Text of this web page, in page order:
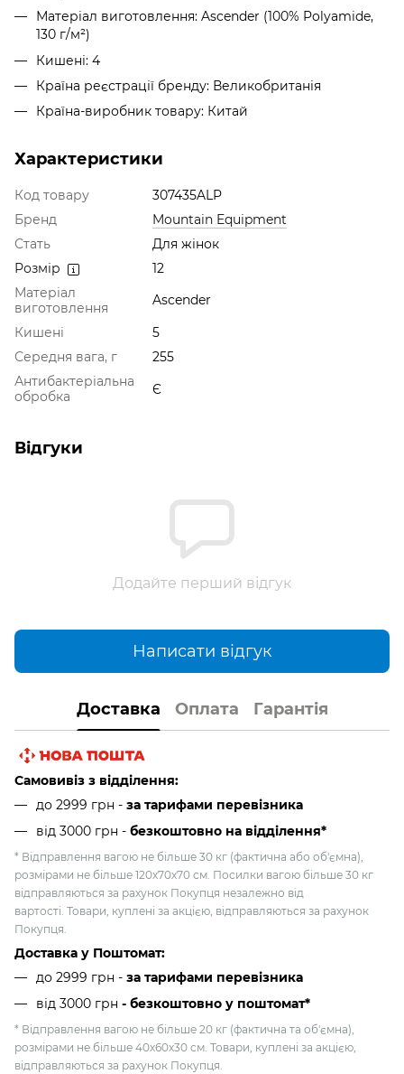
Матеріал виготовлення: Ascender (100% Polyamide,
130 г/м²)
Кишені: 4
Країна реєстрації бренду: Великобританія
Країна-виробник товару: Китай
Характеристики
Код товару
307435ALP
Бренд
Mountain Equipment
Стать
Для жінок
Розмір
12
Матеріал
виготовлення
Ascender
Кишені
5
Середня вага, г
255
Антибактеріальна
обробка
Є
Відгуки
Додайте перший відгук
Написати відгук
Доставка Оплата Гарантія
Самовивіз з відділення:
до 2999 грн - за тарифами перевізника
від 3000 грн - безкоштовно на відділення*
* Відправлення вагою не більше 30 кг (фактична або об'ємна),
розмірами не більше 120х70х70 см. Посилки вагою більше 30 кг
відправляються за рахунок Покупця незалежно від
вартості. Товари, куплені за акцією, відправляються за рахунок
Покупця.
Доставка у Поштомат:
до 2999 грн - за тарифами перевізника
від 3000 грн - безкоштовно у поштомат*
* Відправлення вагою не більше 20 кг (фактична та об'ємна),
розмірами не більше 40х60х30 см. Товари, куплені за акцією,
відправляються за рахунок Покупця.